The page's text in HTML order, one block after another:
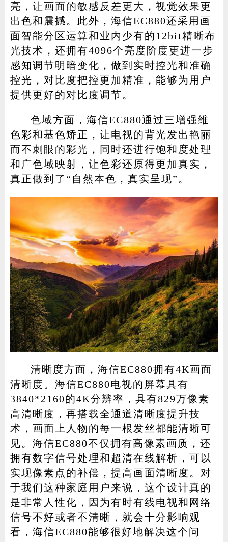
亮，让画面的敏感反差更大，视觉效果更
出色和震撼。此外，海信EC880还采用画
面智能分区运算和业内少有的12bit精晰布
光技术，还拥有4096个亮度阶度更进一步
感知调节明暗变化，做到实时控光和准确
控光，对比度把控更加精准，能够为用户
提供更好的对比度调节。
色域方面，海信EC880通过三增强维
色彩和基色矫正，让电视的背光发出艳丽
而不刺眼的彩光，同时还进行饱和度处理
和广色域映射，让色彩还原得更加真实，
真正做到了“自然本色，真实呈现”。
清晰度方面，海信EC880拥有4K画面
清晰度。海信EC880电视的屏幕具有
3840*2160的4K分辨率，具有829万像素
高清晰度，再搭载全通道清晰度提升技
术，画面上人物的每一根发丝都能清晰可
见。海信EC880不仅拥有高像素画质，还
拥有数字信号处理和超清在线解析，可以
实现像素点的补偿，提高画面清晰度。对
于我们这种家庭用户来说，这个设计真的
是非常人性化，因为有时有线电视和网络
信号不好或者不清晰，就会十分影响观
看，海信EC880能够很好地解决这个问